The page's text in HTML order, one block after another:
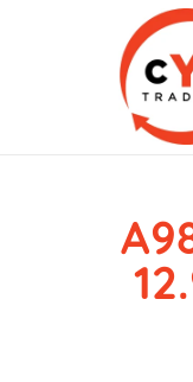
CYP Trading
Professionelle Ersatzteilbeschaffung